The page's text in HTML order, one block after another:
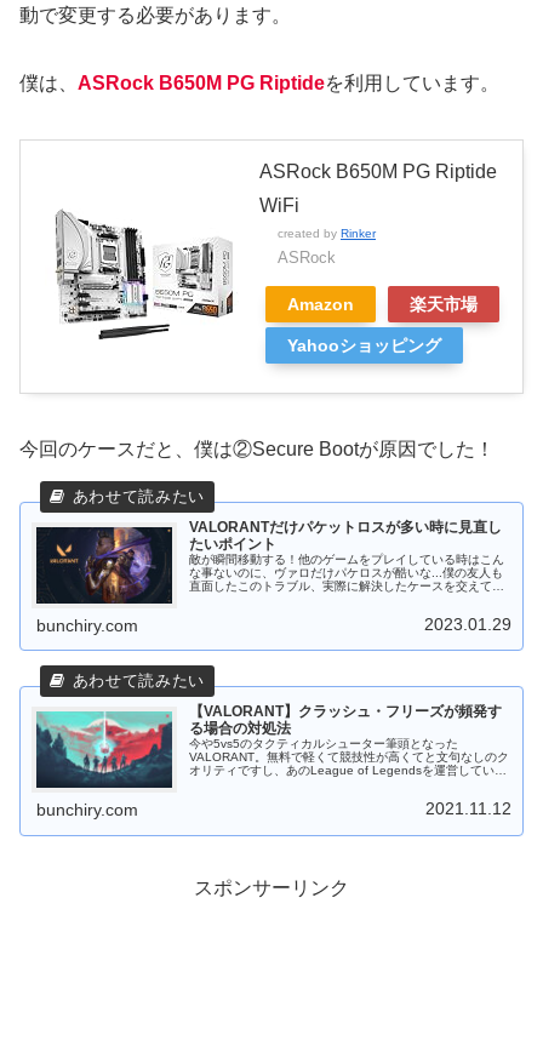
動で変更する必要があります。
僕は、 ASRock B650M PG Riptideを利用しています。
ASRock B650M PG Riptide
WiFi
created by Rinker
ASRock
Amazon 楽天市場
Yahooショッピング
今回のケースだと、僕は②Secure Bootが原因でした！
VALORANTだけパケットロスが多い時に見直し
たいポイント
敵が瞬間移動する！他のゲームをプレイしている時はこん
な事ないのに、ヴァロだけパケロスが酷いな...僕の友人も
直面したこのトラブル、実際に解決したケースを交えて対
bunchiry.com 2023.01.29
【VALORANT】クラッシュ・フリーズが頻発す
る場合の対処法
今や5vs5のタクティカルシューター筆頭となった
VALORANT。無料で軽くて競技性が高くてと文句なしのク
オリティですし、あのLeague of Legendsを運営している
bunchiry.com 2021.11.12
スポンサーリンク